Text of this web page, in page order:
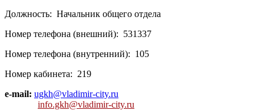
Должность: Начальник общего отдела
Номер телефона (внешний): 531337
Номер телефона (внутренний): 105
Номер кабинета: 219
e-mail: ugkh@vladimir-city.ru
info.gkh@vladimir-city.ru